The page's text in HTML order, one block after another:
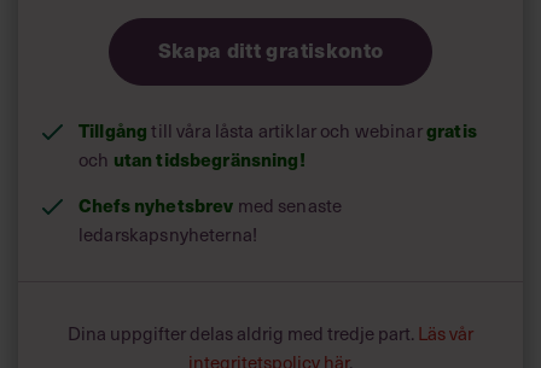
Skapa ditt gratiskonto
Tillgångtill våra låsta artiklar och webinargratis
och utan tidsbegränsning!
Chefs nyhetsbrev med senaste
ledarskapsnyheterna!
Dina uppgifter delas aldrig med tredje part. Läs vår
integritetspolicy här.